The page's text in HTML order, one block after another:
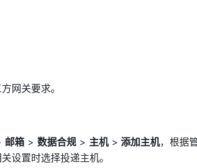
网关要求。
邮箱 > 数据合规 > 主机 > 添加主机，根据
设置时选择投递主机。